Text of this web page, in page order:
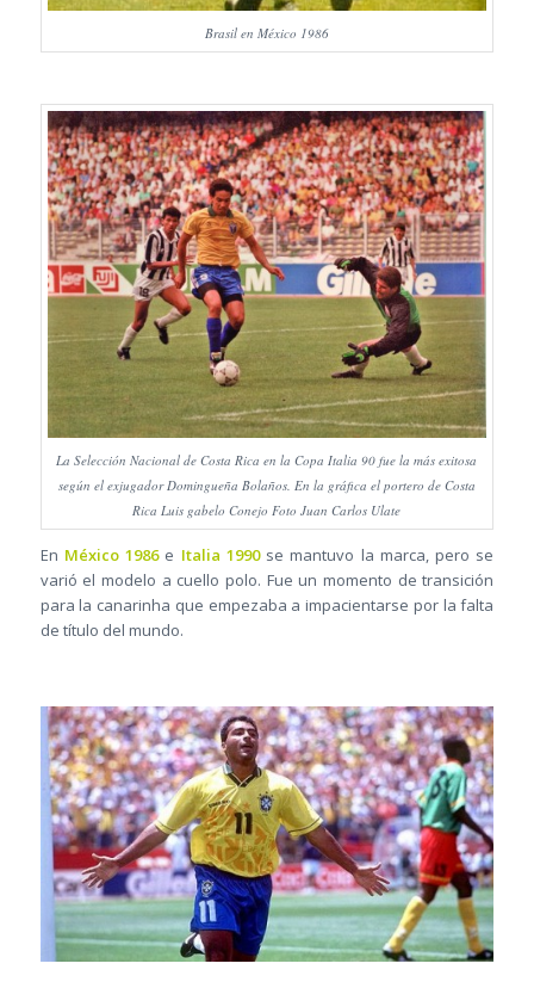
Brasil en México 1986
La Selección Nacional de Costa Rica en la Copa Italia 90 fue la más exitosa
según el exjugador Domingueña Bolaños. En la gráfica el portero de Costa
Rica Luis gabelo Conejo Foto Juan Carlos Ulate
En México 1986e Italia 1990se mantuvo la marca, pero se
varió el modelo a cuello polo. Fue un momento de transición
para la canarinha que empezaba a impacientarse por la falta
de título del mundo.